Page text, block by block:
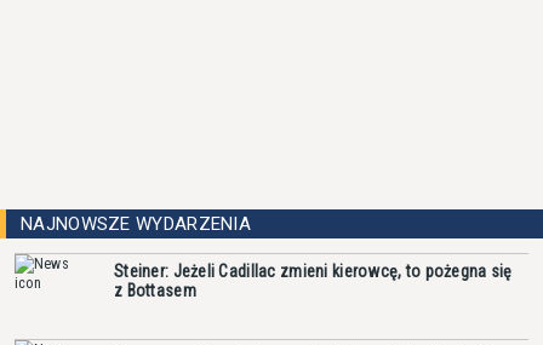
NAJNOWSZE WYDARZENIA
Steiner: Jeżeli Cadillac zmieni kierowcę, to pożegna się
z Bottasem